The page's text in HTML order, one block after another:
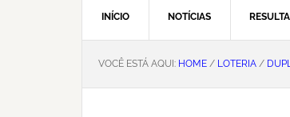
INÍCIO NOTÍCIAS
VOCÊ ESTÁ AQUI: HOME / LOTERIA /